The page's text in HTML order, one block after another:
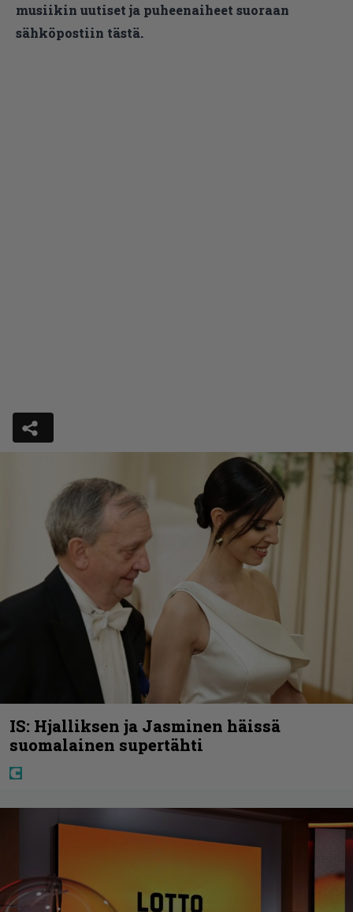
musiikin uutiset ja puheenaiheet suoraan
sähköpostiin tästä.
IS: Hjalliksen ja Jasminen häissä
suomalainen supertähti